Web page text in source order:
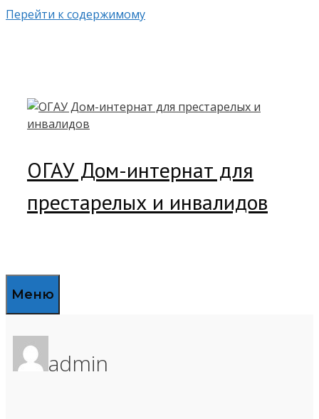
Перейти к содержимому
ОГАУ Дом-интернат для
престарелых и инвалидов
Меню
admin